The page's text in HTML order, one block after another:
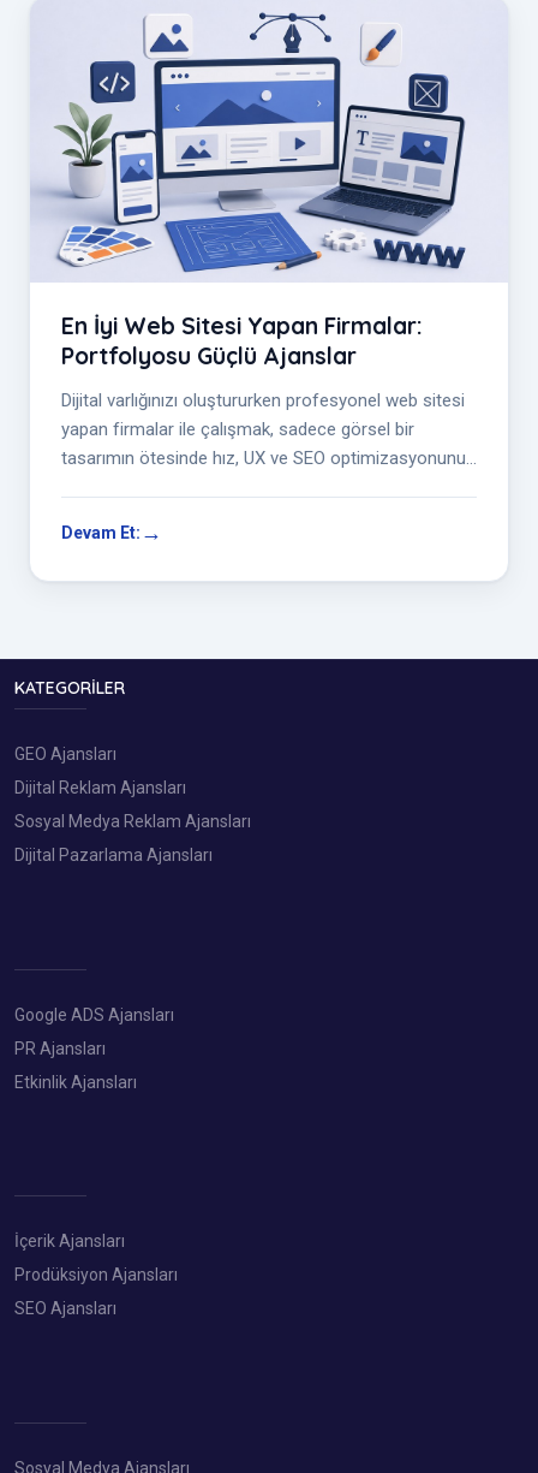
En İyi Web Sitesi Yapan Firmalar:
Portfolyosu Güçlü Ajanslar
Dijital varlığınızı oluştururken profesyonel web sitesi
yapan firmalar ile çalışmak, sadece görsel bir
tasarımın ötesinde hız, UX ve SEO optimizasyonunu
Devam Et:
KATEGORILER
GEO Ajansları
Dijital Reklam Ajansları
Sosyal Medya Reklam Ajansları
Dijital Pazarlama Ajansları
Google ADS Ajansları
PR Ajansları
Etkinlik Ajansları
İçerik Ajansları
Prodüksiyon Ajansları
SEO Ajansları
Sosyal Medya Ajansları